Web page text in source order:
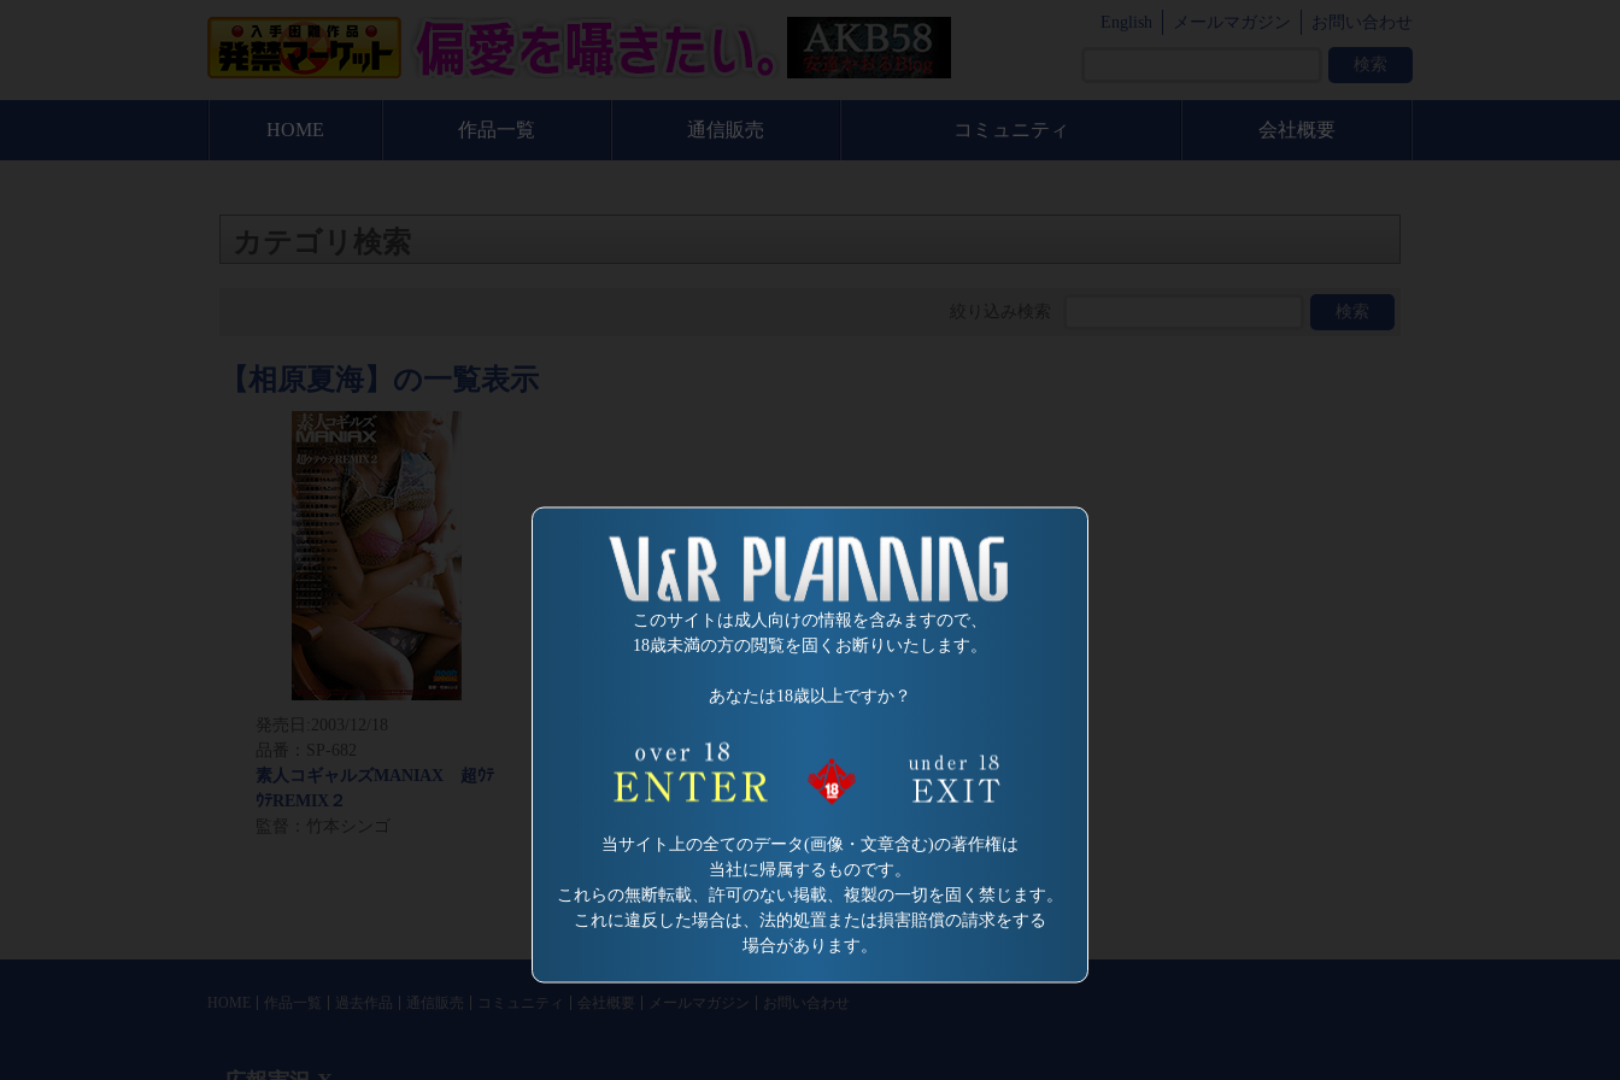
このサイトは成人向けの情報を含みますので、
18歳未満の方の閲覧を固くお断りいたします。
あなたは18歳以上ですか？
当サイト上の全てのデータ(画像・文章含む)の著作権は
当社に帰属するものです。
これらの無断転載、許可のない掲載、複製の一切を固く禁じます。
これに違反した場合は、法的処置または損害賠償の請求をする
場合があります。
English メールマガジン お問い合わせ
HOME 作品一覧 通信販売 コミュニティ 会社概要
カテゴリ検索
【相原夏海】の一覧表示
発売日: 2003/12/18
品番：SP-682
素人コギャルズMANIAX 超ｳﾃ
ｳﾃREMIX２
監督：竹本シンゴ
HOME 作品一覧 過去作品 通信販売 コミュニティ 会社概要 メールマガジン お問い合わせ